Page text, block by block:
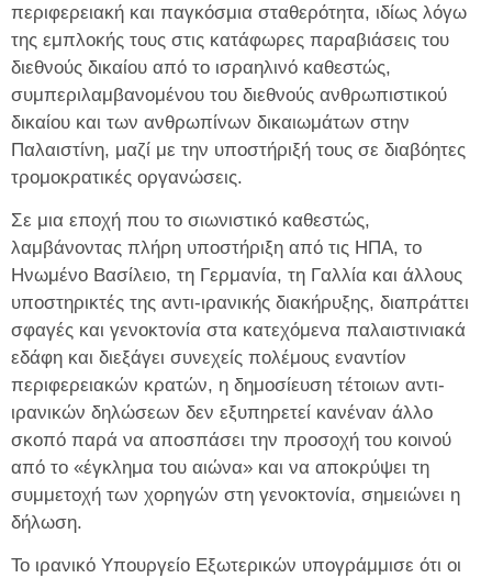
περιφερειακή και παγκόσμια σταθερότητα, ιδίως λόγω
της εμπλοκής τους στις κατάφωρες παραβιάσεις του
διεθνούς δικαίου από το ισραηλινό καθεστώς,
συμπεριλαμβανομένου του διεθνούς ανθρωπιστικού
δικαίου και των ανθρωπίνων δικαιωμάτων στην
Παλαιστίνη, μαζί με την υποστήριξή τους σε διαβόητες
τρομοκρατικές οργανώσεις.
Σε μια εποχή που το σιωνιστικό καθεστώς,
λαμβάνοντας πλήρη υποστήριξη από τις ΗΠΑ, το
Ηνωμένο Βασίλειο, τη Γερμανία, τη Γαλλία και άλλους
υποστηρικτές της αντι-ιρανικής διακήρυξης, διαπράττει
σφαγές και γενοκτονία στα κατεχόμενα παλαιστινιακά
εδάφη και διεξάγει συνεχείς πολέμους εναντίον
περιφερειακών κρατών, η δημοσίευση τέτοιων αντι-
ιρανικών δηλώσεων δεν εξυπηρετεί κανέναν άλλο
σκοπό παρά να αποσπάσει την προσοχή του κοινού
από το «έγκλημα του αιώνα» και να αποκρύψει τη
συμμετοχή των χορηγών στη γενοκτονία, σημειώνει η
δήλωση.
Το ιρανικό Υπουργείο Εξωτερικών υπογράμμισε ότι οι